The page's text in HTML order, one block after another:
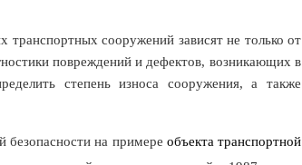
сооружений зависят не только от
повреждений и дефектов, возникающих в
степень износа сооружения, а также
безопасности на примере объекта транспортной